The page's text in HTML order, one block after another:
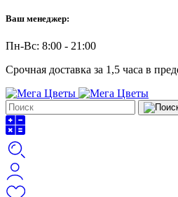
Ваш менеджер:
Пн-Вс: 8:00 - 21:00
Срочная доставка за 1,5 часа в